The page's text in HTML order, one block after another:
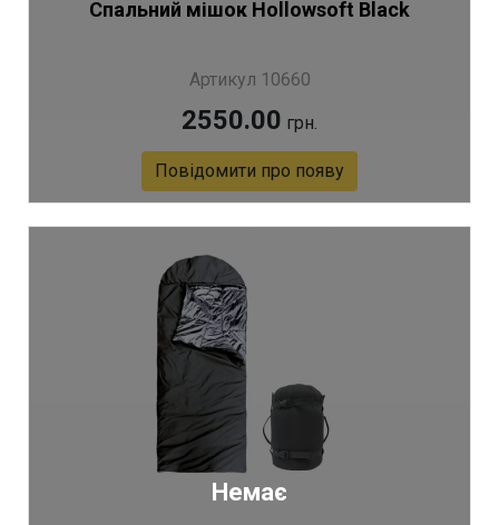
Спальний мішок Hollowsoft Black
Артикул 10660
2550.00 грн.
Повідомити про появу
Немає